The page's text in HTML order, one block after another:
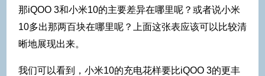
那iQOO 3和小米10的主要差异在哪里呢？或者说小米
10多出那两百块在哪里呢？上面这张表应该可以比较清
晰地展现出来。
我们可以看到，小米10的充电花样要比iQOO 3的更丰